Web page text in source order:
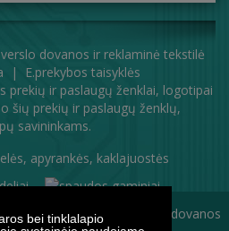
bei tinklalapio
dovanos ir reklaminė tekstilė
|
E.prekybos taisyklės
prekių ir paslaugų ženklai, logotipai
šių prekių ir paslaugų ženklų,
savininkams.